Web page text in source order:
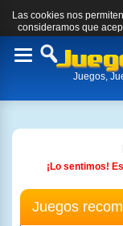
Las cookies nos
consideramos que
Toggle
Juegos,
¡Lo sentimos!
Juegos